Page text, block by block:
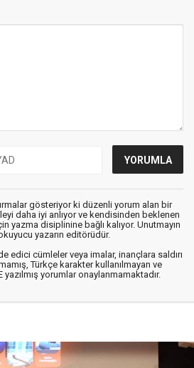
gösteriyor ki düzenli yorum alan bir
daha iyi anlıyor ve kendisinden beklenen
yazma disiplinine bağlı kalıyor. Unutmayın
yazarın editörüdür.
edici cümleler veya imalar, inançlara saldırı
Türkçe karakter kullanılmayan ve
yazılmış yorumlar onaylanmamaktadır.